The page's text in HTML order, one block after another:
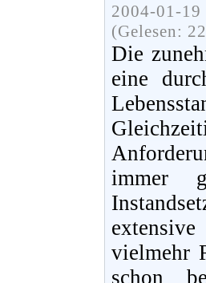
2004-01-
(Gelesen:
Die
eine
immer
vielmehr
schon